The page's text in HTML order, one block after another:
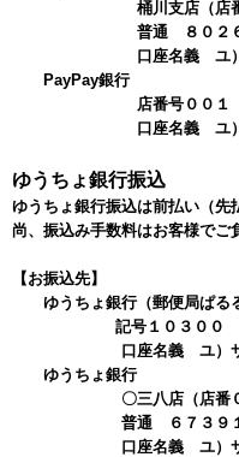
桶川支店（店番５
普通 ８０２６２
口座名義 ユ）サ
PayPay銀行
店番号００１ 口座
口座名義 ユ）
ゆうちょ銀行振込
ゆうちょ銀行振込は前払い（先
尚、振込み手数料はお客様でご
【お振込先】
ゆうちょ銀行（郵便局ぱる
記号１０３００ 番号
口座名義 ユ）サ
ゆうちょ銀行
〇三八店（店番０
普通 ６７３９１
口座名義 ユ）サ